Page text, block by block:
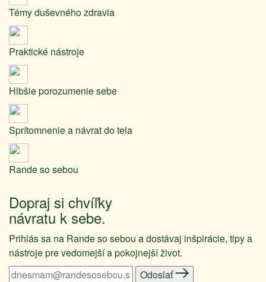
Témy duševného zdravia
Praktické nástroje
Hlbšie porozumenie sebe
Sprítomnenie a návrat do tela
Rande so sebou
Dopraj si chvíľky
návratu k sebe.
Prihlás sa na Rande so sebou a dostávaj inšpirácie, tipy a
nástroje pre vedomejší a pokojnejší život.
Odoslať